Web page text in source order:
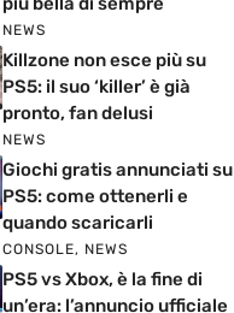
NEWS
Killzone non esce più su
PS5: il suo ‘killer’ è già
pronto, fan delusi
NEWS
Giochi gratis annunciati su
PS5: come ottenerli e
quando scaricarli
CONSOLE, NEWS
PS5 vs Xbox, è la fine di
un’era: l’annuncio ufficiale